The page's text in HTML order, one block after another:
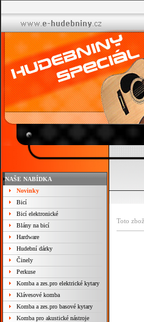
NAŠE NABÍDKA
Novinky
Bicí
Bicí elektronické
Blány na bicí
Hardware
Hudební dárky
Činely
Perkuse
Komba a zes.pro elektrické kytary
Klávesové komba
Komba a zes.pro basové kytary
Komba pro akustické nástroje
Toto